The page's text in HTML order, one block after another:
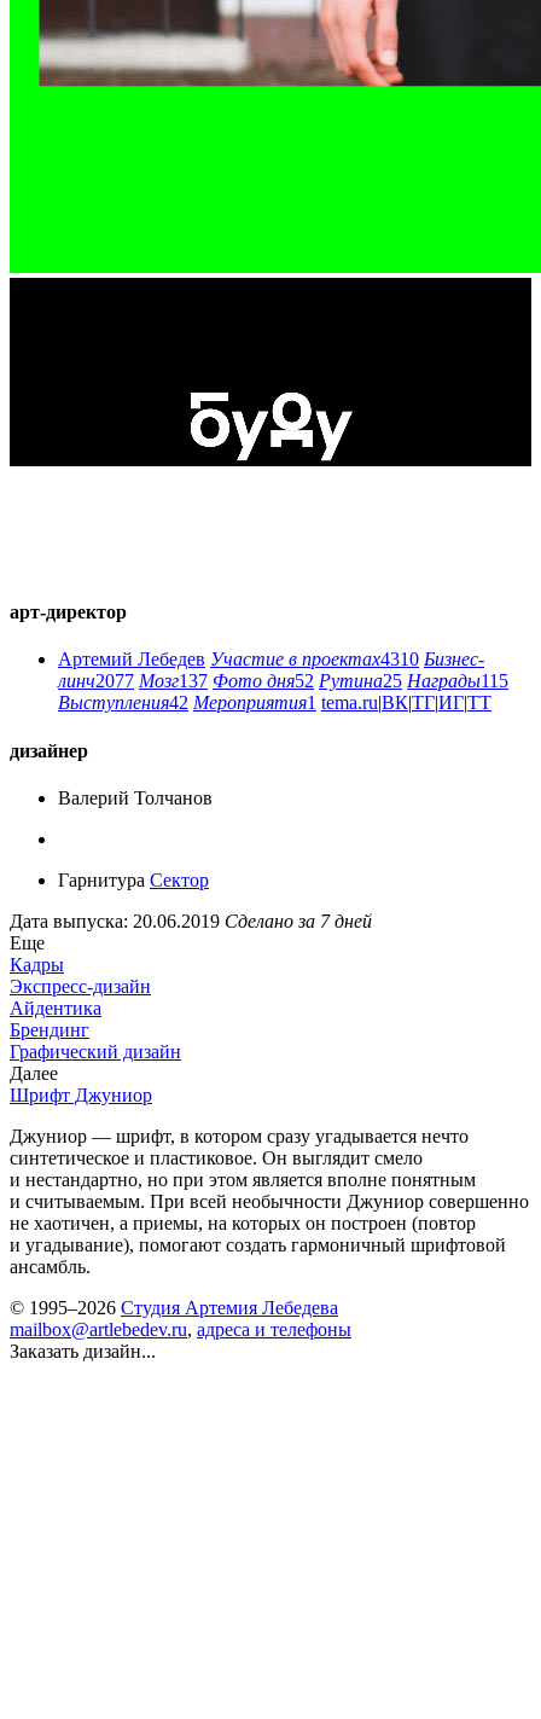
арт-директор
Артемий Лебедев Участие в проектах4310 Бизнес-
линч2077 Мозг137 Фото дня52 Рутина25 Награды115
Выступления42 Мероприятия1 tema.ru|ВК|ТГ|ИГ|ТТ
дизайнер
Валерий Толчанов
Гарнитура Сектор
Дата выпуска: 20.06.2019 Сделано за 7 дней
Еще
Кадры
Экспресс-дизайн
Айдентика
Брендинг
Графический дизайн
Далее
Шрифт Джуниор
Джуниор — шрифт, в котором сразу угадывается нечто
синтетическое и пластиковое. Он выглядит смело
и нестандартно, но при этом является вполне понятным
и считываемым. При всей необычности Джуниор совершенно
не хаотичен, а приемы, на которых он построен (повтор
и угадывание), помогают создать гармоничный шрифтовой
ансамбль.
© 1995–2026 Студия Артемия Лебедева
mailbox@artlebedev.ru, адреса и телефоны
Заказать дизайн...